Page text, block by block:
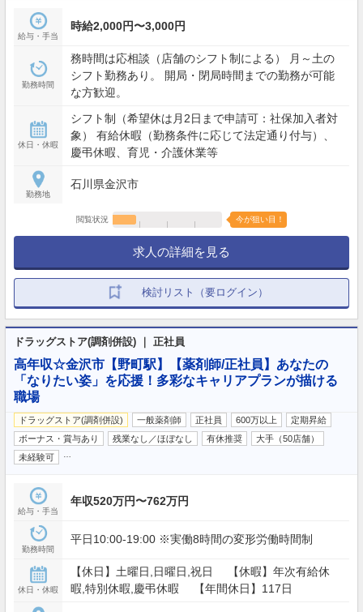
給与・手当
時給2,000円〜3,000円
勤務時間
務時間は応相談（店舗のシフト制による） 月～土の
シフト勤務あり。 開局・閉局時間までの勤務が可能
な方歓迎。
休日・休暇
シフト制（希望休は月2日まで申請可：社保加入者対
象） 有給休暇（勤務条件に応じて法定通り付与）、
慶弔休暇、育児・介護休業等
勤務地
石川県金沢市
閲覧状況 今が狙い目！
求人の詳細を見る
検討リスト（要ログイン）
ドラッグストア(調剤併設) ｜ 正社員
高年収☆金沢市【野町駅】【薬剤師/正社員】あなたの
「なりたい姿」を応援！多彩なキャリアプランが描ける
職場
ドラッグストア(調剤併設) 一般薬剤師 正社員 600万以上
定期昇給
ボーナス・賞与あり
残業なし／ほぼなし 有休推奨
大手（50店舗）
未経験可
給与・手当
年収520万円〜762万円
勤務時間
平日10:00-19:00 ※実働8時間の変形労働時間制
休日・休暇
【休日】土曜日,日曜日,祝日 【休暇】年次有給休
暇,特別休暇,慶弔休暇 【年間休日】117日